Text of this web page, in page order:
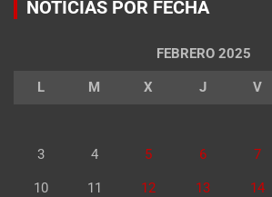
NOTICIAS POR FECHA
FEBRERO 2025
L M X J V
3 4 5 6 7
10 11 12 13 14